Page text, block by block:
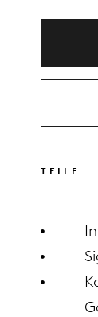
TEILE